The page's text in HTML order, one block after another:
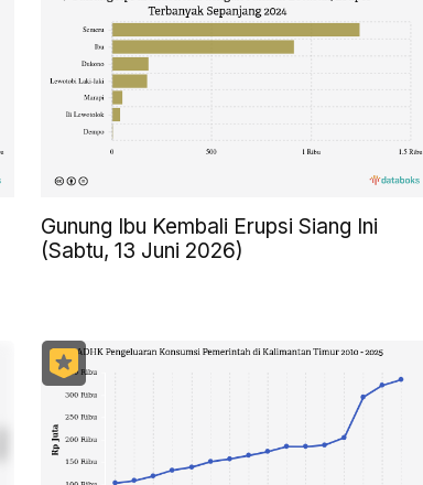
Gunung Ibu Kembali Erupsi Siang Ini
(Sabtu, 13 Juni 2026)